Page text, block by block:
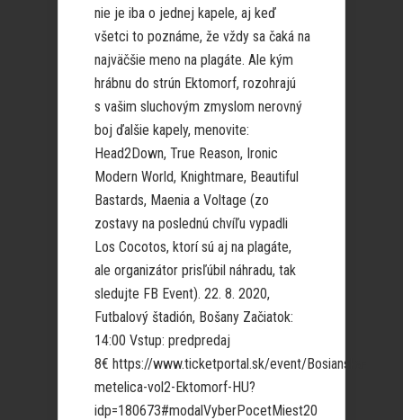
nie je iba o jednej kapele, aj keď
všetci to poznáme, že vždy sa čaká na
najväčšie meno na plagáte. Ale kým
hrábnu do strún Ektomorf, rozohrajú
s vašim sluchovým zmyslom nerovný
boj ďalšie kapely, menovite:
Head2Down, True Reason, Ironic
Modern World, Knightmare, Beautiful
Bastards, Maenia a Voltage (zo
zostavy na poslednú chvíľu vypadli
Los Cocotos, ktorí sú aj na plagáte,
ale organizátor prisľúbil náhradu, tak
sledujte FB Event). 22. 8. 2020,
Futbalový štadión, Bošany Začiatok:
14:00 Vstup: predpredaj
8€ https://www.ticketportal.sk/event/Bosianska-
metelica-vol2-Ektomorf-HU?
idp=180673#modalVyberPocetMiest20